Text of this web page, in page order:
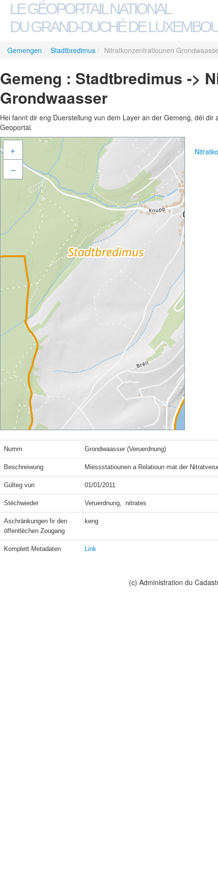
LE GÉOPORTAIL NATIONAL
DU GRAND-DUCHÉ DE
Gemengen / Stadtbredimus / Nitratkonzentratiounen
Gemeng : Stadtbredimus ->
Grondwaasser
Hei fannt dir eng Duerstellung vun dem Layer an der Gemeng, déi
Geoportal.
+
–
Numm Grondwaasser (Veruerdnung)
Beschreiwung Miessstatiounen a Relatioun mat der
Gülteg vun 01/01/2011
Stëchwieder Veruerdnung,  nitrates
Aschränkungen fir den
öffentlëchen Zougang
keng
Komplett Metadaten Link
(c) Administration du